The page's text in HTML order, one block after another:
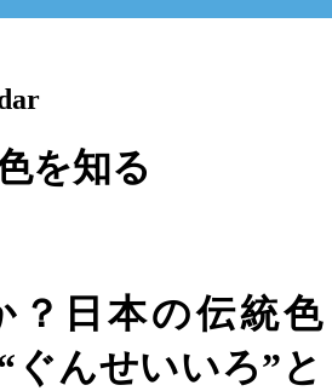
を知る
？日本の伝統色
ぐんせいいろ”と